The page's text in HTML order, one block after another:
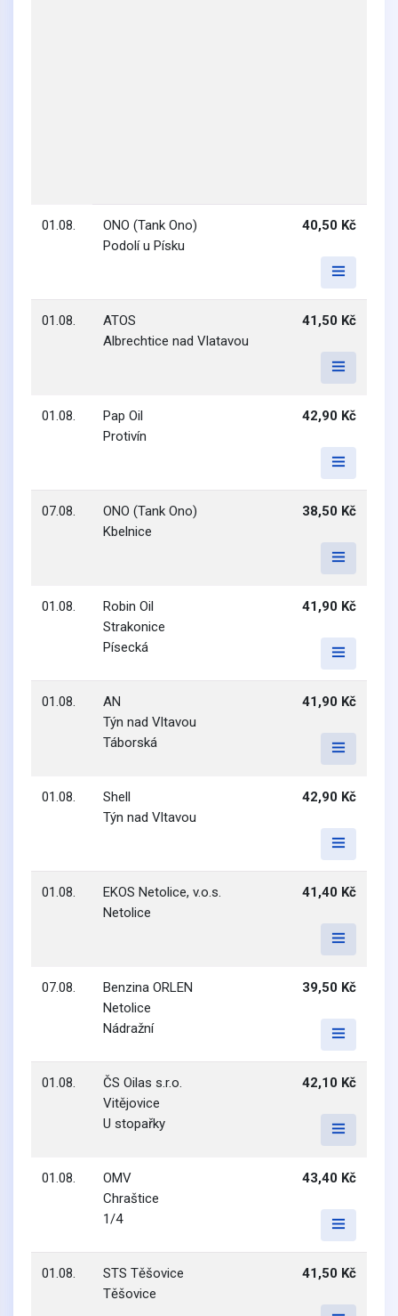
01.08.
ONO (Tank Ono)
Podolí u Písku
40,50 Kč
01.08.
ATOS
Albrechtice nad Vlatavou
41,50 Kč
01.08.
Pap Oil
Protivín
42,90 Kč
07.08.
ONO (Tank Ono)
Kbelnice
38,50 Kč
01.08.
Robin Oil
Strakonice
Písecká
41,90 Kč
01.08.
AN
Týn nad Vltavou
Táborská
41,90 Kč
01.08.
Shell
Týn nad Vltavou
42,90 Kč
01.08.
EKOS Netolice, v.o.s.
Netolice
41,40 Kč
07.08.
Benzina ORLEN
Netolice
Nádražní
39,50 Kč
01.08.
ČS Oilas s.r.o.
Vitějovice
U stopařky
42,10 Kč
01.08.
OMV
Chraštice
1/4
43,40 Kč
01.08.
STS Těšovice
Těšovice
41,50 Kč